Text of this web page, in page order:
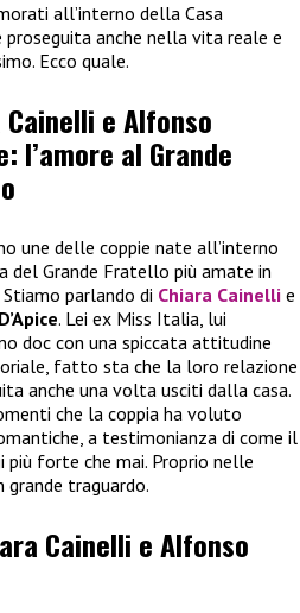
all’interno della Casa
anche nella vita reale e
Ecco quale.
Cainelli e Alfonso
l’amore al Grande
une delle coppie nate all’interno
del Grande Fratello più amate in
parlando di Chiara Cainelli e
. Lei ex Miss Italia, lui
doc con una spiccata attitudine
fatto sta che la loro relazione
anche una volta usciti dalla casa.
che la coppia ha voluto
a testimonianza di come il
più forte che mai. Proprio nelle
traguardo.
Cainelli e Alfonso